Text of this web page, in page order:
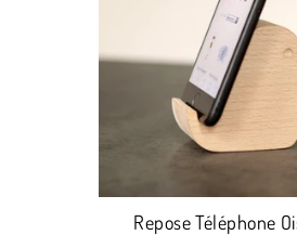
Repose Téléphone